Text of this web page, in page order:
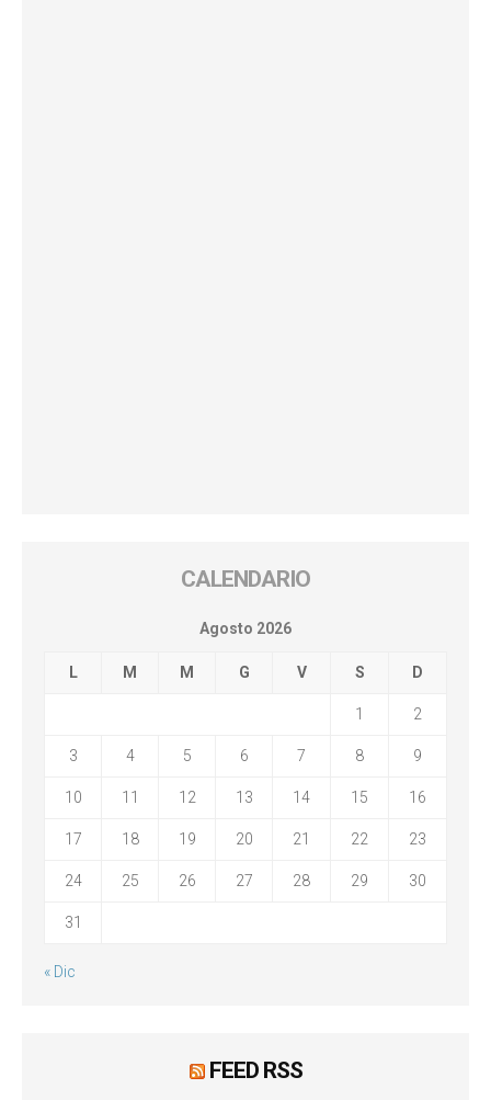
CALENDARIO
Agosto 2026
L M M G V S D
1 2
3 4 5 6 7 8 9
10 11 12 13 14 15 16
17 18 19 20 21 22 23
24 25 26 27 28 29 30
31
« Dic
FEED RSS